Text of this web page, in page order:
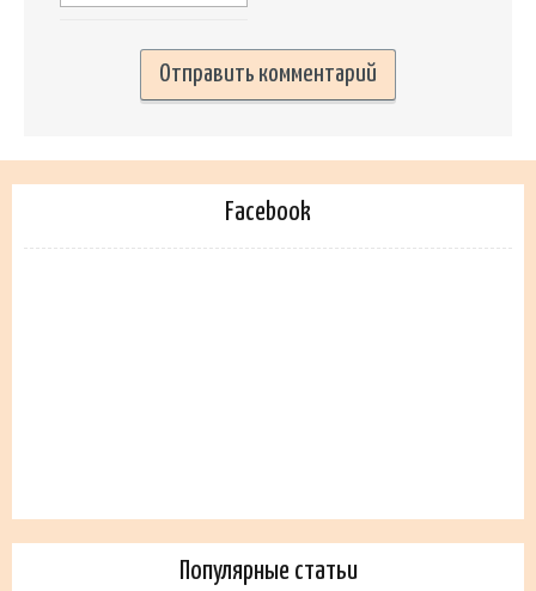
Facebook
Популярные статьи